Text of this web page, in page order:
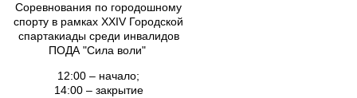
Соревнования по городошному
спорту в рамках XXIV Городской
спартакиады среди инвалидов
ПОДА "Сила воли"
12:00 – начало;
14:00 – закрытие